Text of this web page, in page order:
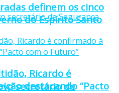
secretário de
definem os cinco
do Espírito Santo
Ricardo é
destacando “Pacto